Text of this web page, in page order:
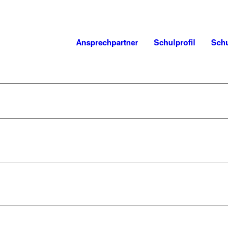
Ansprechpartner Schulprofil